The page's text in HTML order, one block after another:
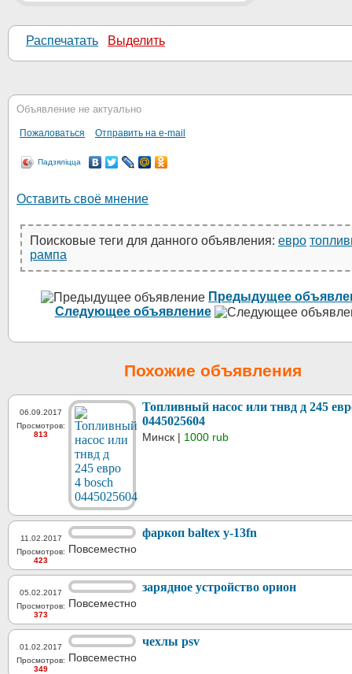
Распечатать Выделить
Объявление не актуально
Пожаловаться Отправить на e-mail
Падзяліцца
Оставить своё мнение
Поисковые теги для данного объявления: евро
рампа
Предыдущее
Следующее объявление
Похожие объявления
06.09.2017
Просмотров:
813
Топливный насос или тнвд д 245
0445025604
Минск | 1000 rub
11.02.2017
Просмотров:
423
фаркоп baltex y-13fn
Повсеместно
05.02.2017
Просмотров:
373
зарядное устройство орион
Повсеместно
01.02.2017
Просмотров:
349
чехлы psv
Повсеместно